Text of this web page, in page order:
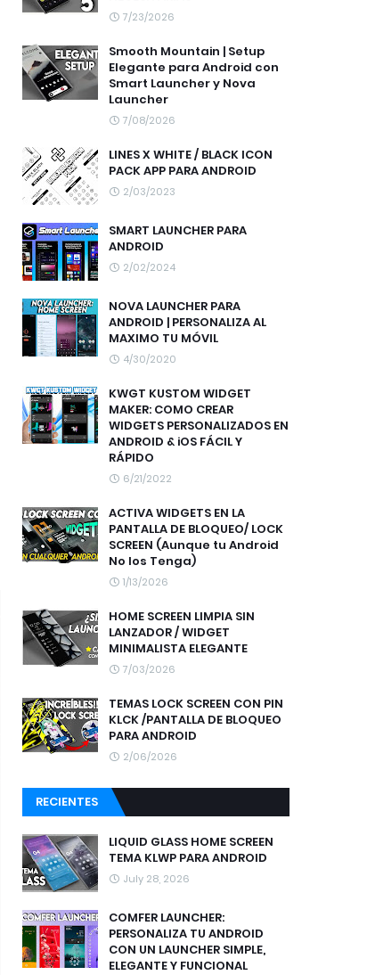
7/23/2026
Smooth Mountain | Setup
Elegante para Android con
Smart Launcher y Nova
Launcher
7/08/2026
LINES X WHITE / BLACK ICON
PACK APP PARA ANDROID
2/03/2023
SMART LAUNCHER PARA
ANDROID
2/02/2024
NOVA LAUNCHER PARA
ANDROID | PERSONALIZA AL
MAXIMO TU MÓVIL
4/30/2020
KWGT KUSTOM WIDGET
MAKER: COMO CREAR
WIDGETS PERSONALIZADOS EN
ANDROID & iOS FÁCIL Y
RÁPIDO
6/21/2022
ACTIVA WIDGETS EN LA
PANTALLA DE BLOQUEO/ LOCK
SCREEN (Aunque tu Android
No los Tenga)
1/13/2026
HOME SCREEN LIMPIA SIN
LANZADOR / WIDGET
MINIMALISTA ELEGANTE
7/03/2026
TEMAS LOCK SCREEN CON PIN
KLCK /PANTALLA DE BLOQUEO
PARA ANDROID
2/06/2026
RECIENTES
LIQUID GLASS HOME SCREEN
TEMA KLWP PARA ANDROID
July 28, 2026
COMFER LAUNCHER:
PERSONALIZA TU ANDROID
CON UN LAUNCHER SIMPLE,
ELEGANTE Y FUNCIONAL